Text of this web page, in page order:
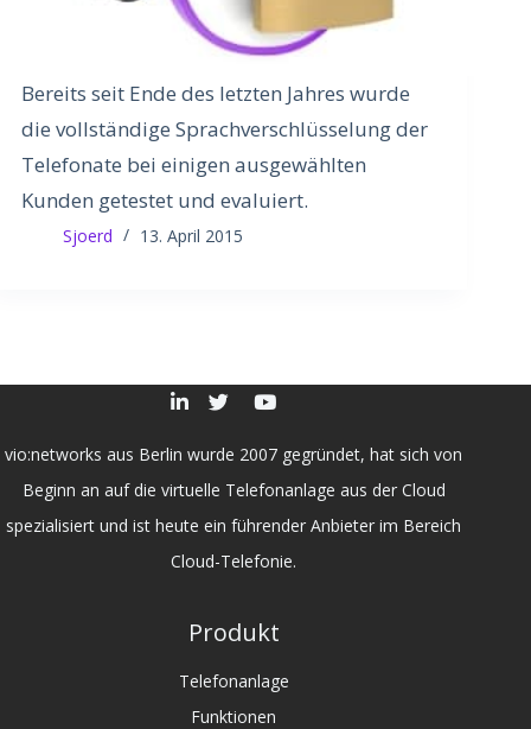
Bereits seit Ende des letzten Jahres wurde
die vollständige Sprachverschlüsselung der
Telefonate bei einigen ausgewählten
Kunden getestet und evaluiert.
Sjoerd 13. April 2015
vio:networks aus Berlin wurde 2007 gegründet, hat sich von
Beginn an auf die virtuelle Telefonanlage aus der Cloud
spezialisiert und ist heute ein führender Anbieter im Bereich
Cloud-Telefonie.
Produkt
Telefonanlage
Funktionen